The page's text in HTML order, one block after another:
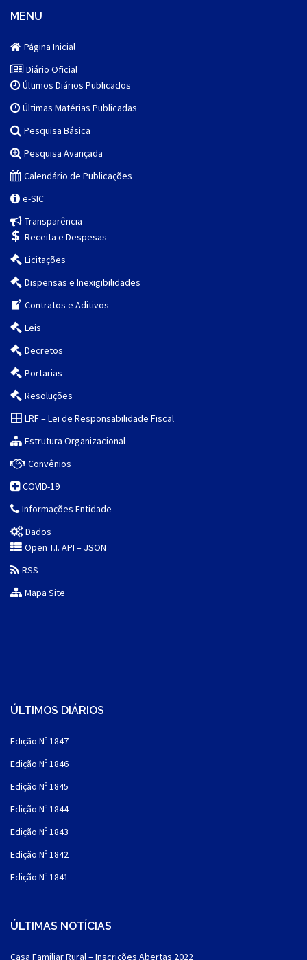
MENU
Página Inicial
Diário Oficial
Últimos Diários Publicados
Últimas Matérias Publicadas
Pesquisa Básica
Pesquisa Avançada
Calendário de Publicações
e-SIC
Transparência
Receita e Despesas
Licitações
Dispensas e Inexigibilidades
Contratos e Aditivos
Leis
Decretos
Portarias
Resoluções
LRF – Lei de Responsabilidade Fiscal
Estrutura Organizacional
Convênios
COVID-19
Informações Entidade
Dados
Open T.I. API – JSON
RSS
Mapa Site
ÚLTIMOS DIÁRIOS
Edição Nº 1847
Edição Nº 1846
Edição Nº 1845
Edição Nº 1844
Edição Nº 1843
Edição Nº 1842
Edição Nº 1841
ÚLTIMAS NOTÍCIAS
Casa Familiar Rural – Inscrições Abertas 2022